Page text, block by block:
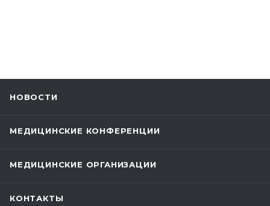
НОВОСТИ
МЕДИЦИНСКИЕ КОНФЕРЕНЦИИ
МЕДИЦИНСКИЕ ОРГАНИЗАЦИИ
КОНТАКТЫ